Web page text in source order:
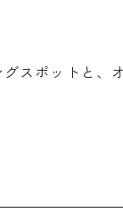
スポットと、